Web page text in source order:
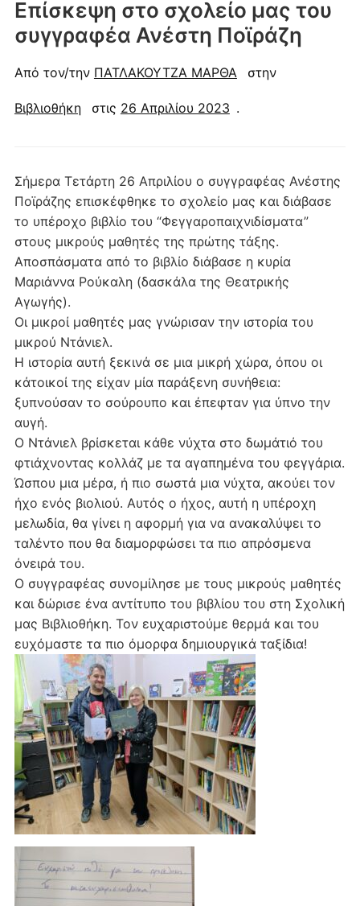
Επίσκεψη στο σχολείο μας του
συγγραφέα Ανέστη Ποϊράζη
Από τον/την ΠΑΤΛΑΚΟΥΤΖΑ ΜΑΡΘΑ στην
Βιβλιοθήκη στις 26 Απριλίου 2023 .
Σήμερα Τετάρτη 26 Απριλίου ο συγγραφέας Ανέστης
Ποϊράζης επισκέφθηκε το σχολείο μας και διάβασε
το υπέροχο βιβλίο του “Φεγγαροπαιχνιδίσματα”
στους μικρούς μαθητές της πρώτης τάξης.
Αποσπάσματα από το βιβλίο διάβασε η κυρία
Μαριάννα Ρούκαλη (δασκάλα της Θεατρικής
Αγωγής).
Οι μικροί μαθητές μας γνώρισαν την ιστορία του
μικρού Ντάνιελ.
Η ιστορία αυτή ξεκινά σε μια μικρή χώρα, όπου οι
κάτοικοί της είχαν μία παράξενη συνήθεια:
ξυπνούσαν το σούρουπο και έπεφταν για ύπνο την
αυγή.
Ο Ντάνιελ βρίσκεται κάθε νύχτα στο δωμάτιό του
φτιάχνοντας κολλάζ με τα αγαπημένα του φεγγάρια.
Ώσπου μια μέρα, ή πιο σωστά μια νύχτα, ακούει τον
ήχο ενός βιολιού. Αυτός ο ήχος, αυτή η υπέροχη
μελωδία, θα γίνει η αφορμή για να ανακαλύψει το
ταλέντο που θα διαμορφώσει τα πιο απρόσμενα
όνειρά του.
Ο συγγραφέας συνομίλησε με τους μικρούς μαθητές
και δώρισε ένα αντίτυπο του βιβλίου του στη Σχολική
μας Βιβλιοθήκη. Τον ευχαριστούμε θερμά και του
ευχόμαστε τα πιο όμορφα δημιουργικά ταξίδια!